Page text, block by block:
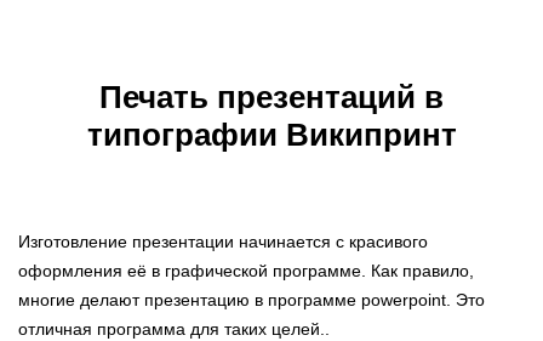
Печать презентаций в
типографии Википринт
Изготовление презентации начинается с красивого
оформления её в графической программе. Как правило,
многие делают презентацию в программе powerpoint. Это
отличная программа для таких целей..